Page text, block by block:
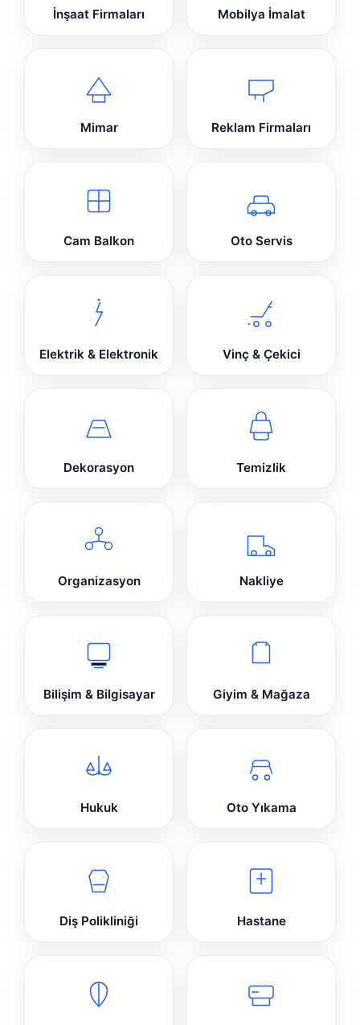
İnşaat Firmaları Mobilya İmalat
Mimar Reklam Firmaları
Cam Balkon Oto Servis
Elektrik & Elektronik Vinç & Çekici
Dekorasyon Temizlik
Organizasyon Nakliye
Bilişim & Bilgisayar Giyim & Mağaza
Hukuk Oto Yıkama
Diş Polikliniği Hastane